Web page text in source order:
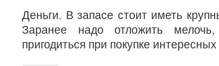
Деньги. В запасе стоит иметь
Заранее надо отложить
пригодиться при покупке